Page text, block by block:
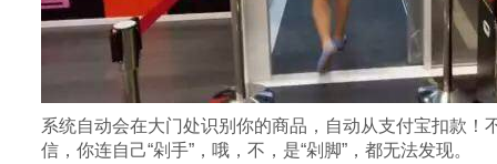
系统自动会在大门处识别你的商品，自动从支付宝扣款
信，你连自己“剁手”，哦，不，是“剁脚”，都无法发现。